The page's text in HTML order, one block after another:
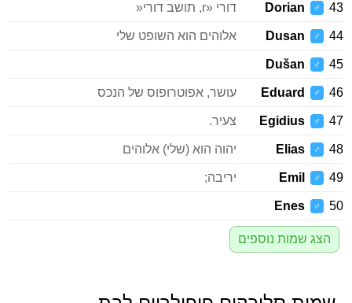
43
♂
Dorian דורי «r, תושב דורי«
44
♂
Dusan אלוהים הוא השופט שלי
45
♂
Dušan
46
♂
Eduard עושר, אפוטרופוס של הנכס
47
♂
Egidius צעיר.
48
♂
Elias יהוה הוא (שלי) אלוהים
49
♂
Emil יריבה;
50
♂
Enes
הצג שמות נוספים